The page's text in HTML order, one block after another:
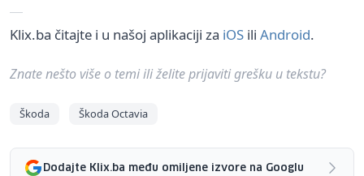
Klix.ba čitajte i u našoj aplikaciji za iOS ili Android.
Znate nešto više o temi ili želite prijaviti grešku u tekstu?
Škoda Škoda Octavia
Dodajte Klix.ba među omiljene izvore na Googlu